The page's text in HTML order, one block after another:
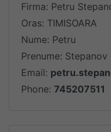
Firma: Petru
Oras: TIMISOARA
Nume: Petru
Prenume: Stepanov
Email:
Phone: 745207511